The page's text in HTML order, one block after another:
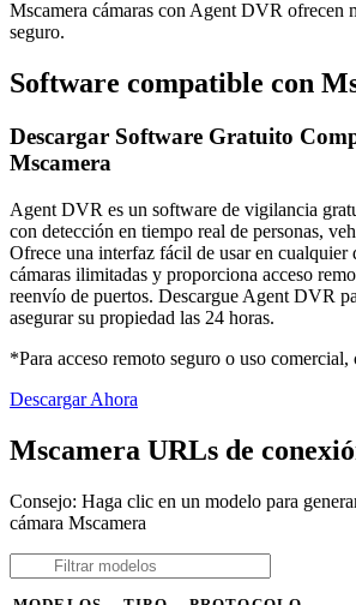
Mscamera cámaras con Agent DVR ofrecen
seguro.
Software compatible con
Descargar Software Gratuito
Mscamera
Agent DVR es un software de vigilancia
con detección en tiempo real de personas,
Ofrece una interfaz fácil de usar en cualquier
cámaras ilimitadas y proporciona acceso
reenvío de puertos. Descargue Agent DVR
asegurar su propiedad las 24 horas.
*Para acceso remoto seguro o uso comercial,
Descargar Ahora
Mscamera URLs de
Consejo: Haga clic en un modelo para
cámara Mscamera